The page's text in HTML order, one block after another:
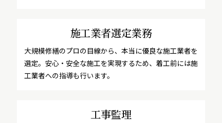
施工業者選定業務
大規模修繕のプロの目線から、本当に優良な施工業者を
選定。安心・安全な施工を実現するため、着工前には施
工業者への指導も行います。
工事監理